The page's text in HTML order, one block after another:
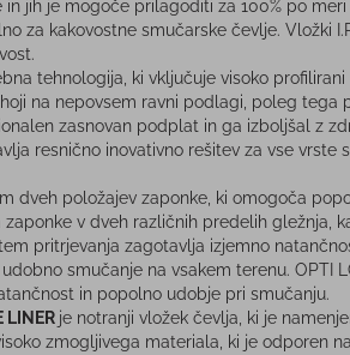
in jih je mogoče prilagoditi za 100% po
za kakovostne smučarske čevlje. Vložki
tehnologija, ki vključuje visoko
hoji na nepovsem ravni podlagi, poleg
zasnovan podplat in ga izboljšal z
resnično inovativno rešitev za vse
dveh položajev zaponke, ki omogoča
zaponke v dveh različnih predelih
pritrjevanja zagotavlja izjemno
udobno smučanje na vsakem terenu. OPTI
in popolno udobje pri smučanju.
LINER je notranji vložek čevlja, ki je
zmogljivega materiala, ki je odporen